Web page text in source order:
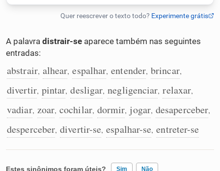
Humanizador de IA
Conexões
Caça-palavras
A palavra distrair-se aparece também nas seguintes
entradas:
abstrair, alhear, espalhar, entender, brincar,
divertir, pintar, desligar, negligenciar, relaxar,
vadiar, zoar, cochilar, dormir, jogar, desaperceber,
desperceber, divertir-se, espalhar-se, entreter-se
Estes sinônimos foram úteis? Sim Não